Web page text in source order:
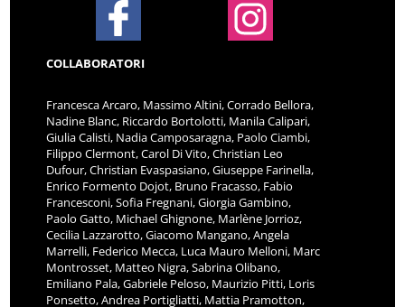
COLLABORATORI
Francesca Arcaro, Massimo Altini, Corrado Bellora,
Nadine Blanc, Riccardo Bortolotti, Manila Calipari,
Giulia Calisti, Nadia Camposaragna, Paolo Ciambi,
Filippo Clermont, Carol Di Vito, Christian Leo
Dufour, Christian Evaspasiano, Giuseppe Farinella,
Enrico Formento Dojot, Bruno Fracasso, Fabio
Francesconi, Sofia Fregnani, Giorgia Gambino,
Paolo Gatto, Michael Ghignone, Marlène Jorrioz,
Cecilia Lazzarotto, Giacomo Mangano, Angela
Marrelli, Federico Mecca, Luca Mauro Melloni, Marc
Montrosset, Matteo Nigra, Sabrina Olibano,
Emiliano Pala, Gabriele Peloso, Maurizio Pitti, Loris
Ponsetto, Andrea Portigliatti, Mattia Pramotton,